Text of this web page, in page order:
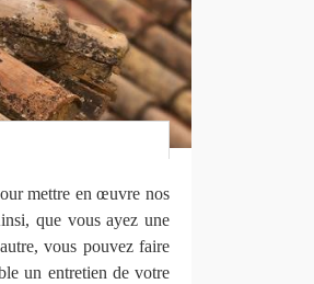
mettre en œuvre nos
que vous ayez une
vous pouvez faire
un entretien de votre